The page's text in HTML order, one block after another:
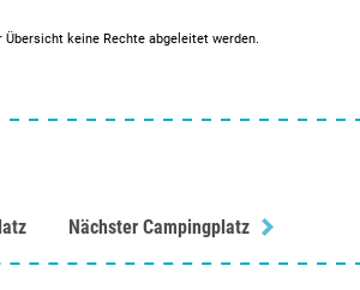
keine Rechte abgeleitet werden.
Nächster Campingplatz